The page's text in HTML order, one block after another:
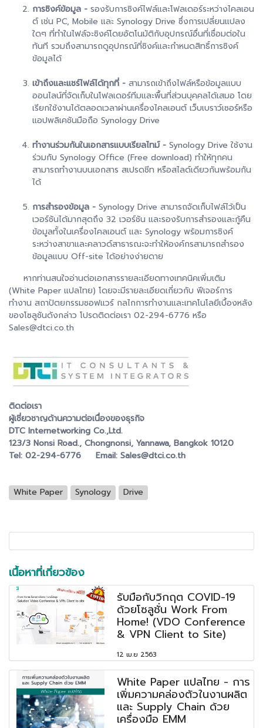
การซิงค์ข้อมูล - รองรับการซิงค์ไฟล์และโฟลเดอร์ระหว่างไคลเอน
ต์ เช่น PC, Mobile และ Synology Drive ซึ่งการเปลี่ยนแปลง
ใดๆ ที่ทำในไฟล์จะซิงค์โดยอัตโนมัติกับอุปกรณ์อื่นที่เชื่อมต่อใน
ทันที รวมถึงสามารถดูอุปกรณ์ที่ซิงค์และกำหนดสิทธิ์การซิงค์
ข้อมูลได้
เข้าถึงและแชร์ไฟล์ได้ทุกที่ - สามารถเข้าถึงไฟล์หรือข้อมูลแบบ
ออนไลน์ที่จัดเก็บในโฟลเดอร์ทีมและพื้นที่ส่วนบุคคลได้เสมอ โดย
เรียกใช้งานได้ตลอดเวลาผ่านเครื่องไคลเอนต์ เว็บเบราว์เซอร์หรือ
แอปพลิเคชันมือถือ Synology Drive
ทำงานร่วมกันในเอกสารแบบเรียลไทม์ - Synology Drive ใช้งาน
ร่วมกับ Synology Office (Free download) ทำให้ทุกคน
สามารถทำงานบนเอกสาร สเปรดชีท หรือสไลด์เดียวกันพร้อมกัน
ได้
การสำรองข้อมูล - Synology Drive สามารถจัดเก็บไฟล์ไว้เป็น
เวอร์ชันได้มากสุดถึง 32 เวอร์ชัน และรองรับการสำรองและกู้คืน
ข้อมูลทั้งในเครื่องไคลเอนต์ และ Synology พร้อมการซิงค์
ระหว่างสาขาและคลาวด์สาธารณะจะทำให้องค์กรสามารถสำรอง
ข้อมูลแบบ Off-site ได้อย่างง่ายดาย
หากท่านสนใจอ่านต่อเอกสารรายละเอียดทางเทคนิคเพิ่มเติม
(White Paper แปลไทย) โดยจะมีรายละเอียดเกี่ยวกับ ฟีเจอร์การ
ทำงาน สถาปัตยกรรมซอฟแวร์ กลไกการทำงานและเทคโนโลยีเบื้องหลัง
ของโซลูชันดังกล่าว โปรดติดต่อเรา 02-294-6776 หรือ
Sales@dtci.co.th
ติดต่อเรา
ผู้เชี่ยวชาญด้านความต่อเนื่องของธุรกิจ
DTC Internetworking Co.,Ltd.
123/3 Nonsi Road., Chongnonsi, Yannawa, Bangkok 10120
Tel: 02-294-6776 Email: Sales@dtci.co.th
White Paper Synology Drive
เนื้อหาที่เกี่ยวข้อง
รับมือกับวิกฤต COVID-19
ด้วยโซลูชั่น Work From
Home! (VDO Conference
& VPN Client to Site)
12 เม.ย 2563
White Paper แปลไทย - การ
เพิ่มความคล่องตัวในงานผลิต
และ Supply Chain ด้วย
เครื่องมือ EMM